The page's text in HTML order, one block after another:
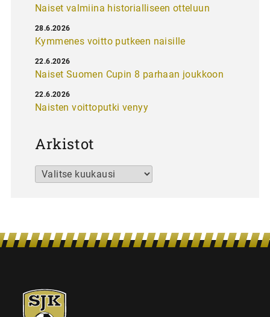
Naiset valmiina historialliseen otteluun
Kymmenes voitto putkeen naisille
28.6.2026
Naiset Suomen Cupin 8 parhaan joukkoon
22.6.2026
Naisten voittoputki venyy
22.6.2026
Arkistot
Arkistot
SJK-
juniorit